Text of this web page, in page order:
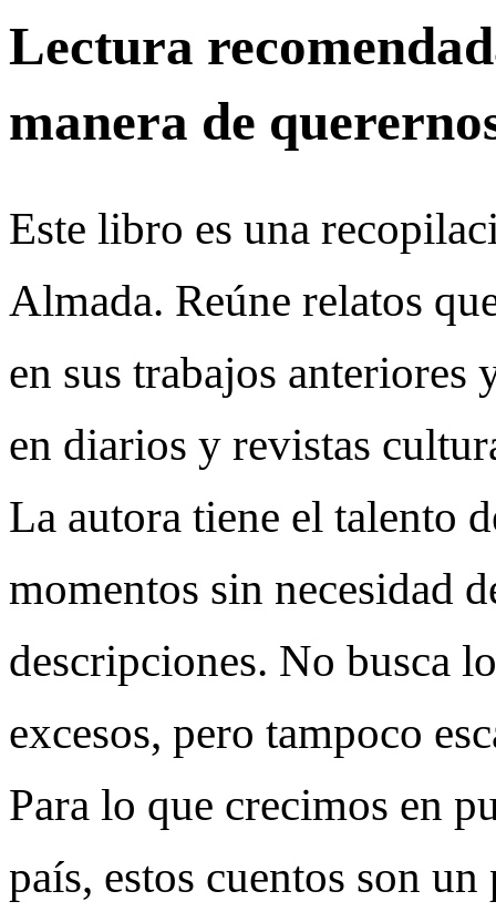
Lectura
manera de
Este libro es una
Almada. Reúne relatos
en sus trabajos
en diarios y revistas
La autora tiene el talento
momentos sin necesidad
descripciones. No busca
excesos, pero tampoco
Para lo que crecimos en
país, estos cuentos son